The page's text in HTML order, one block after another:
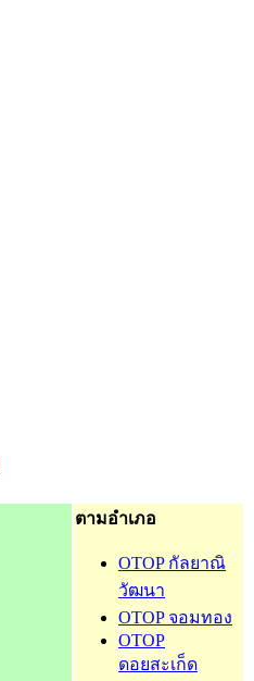
ตามอำเภอ
OTOP กัลยาณิ
วัฒนา
OTOP จอมทอง
OTOP
ดอยสะเก็ด